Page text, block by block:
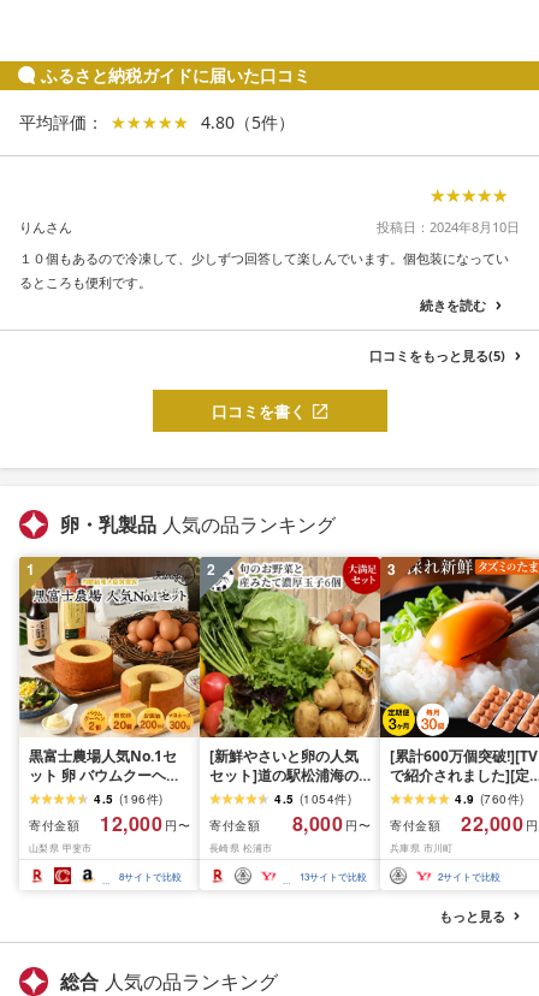
ふるさと納税ガイドに届いた口コミ
平均評価： ★★★★★
★★★★★ 4.80 （5件）
★★★★★
★★★★★
りんさん
投稿日：2024年8月10日
１０個もあるので冷凍して、少しずつ回答して楽しんでいます。個包装になってい
るところも便利です。
続きを読む
口コミをもっと見る(5)
口コミを書く
卵・乳製品 人気の品ランキング
1
黒富士農場人気No.1セ
ット 卵 バウムクーヘン
たまご タマゴ 玉子 鶏卵
マヨネーズ 贈答 ギフト
お取り寄せ スイーツ お
菓子 山梨 黒富士農場 産
みたて 新鮮 自然卵 放牧
卵 卵かけご飯 たまごか
4.5 (196件)
寄付金額
12,000 円〜
山梨県 甲斐市
8サイトで比較
2
[新鮮やさいと卵の人気
セット]道の駅松浦海の
ふるさと館『旬のお野菜
+産みたて濃厚玉子6個』
の大満足セット![A8-
039]ふるさと納税 野菜
ふるさと納税 やさい 詰
め合わせ 野菜セット 旬
4.5 (1054件)
寄付金額
8,000 円〜
長崎県 松浦市
13サイトで比較
3
[累計600万個突破!][TV
で紹介されました][定
便]タズミの卵(30個×3
月)022AB01N./こだ
卵 市川町産 兵庫県産
まご たまごかけご飯
子 生卵 鶏卵 タマゴ 卵
き TKG 3か月 定期便
4.9 (760件)
寄付金額
22,000
兵庫県 市川町
2サイトで比較
もっと見る
総合 人気の品ランキング